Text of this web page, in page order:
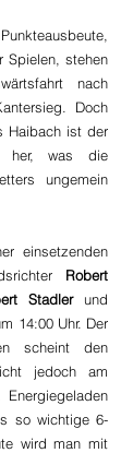
Spielen, stehen
nach
Doch
Haibach ist der
her, was die
ungemein
einsetzenden
Robert
Stadler
14:00 Uhr. Der
scheint den
jedoch am
so wichtige 6-
wird man mit